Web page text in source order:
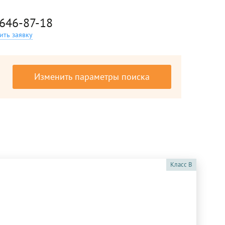
87-18
заявку
Изменить параметры поиска
Класс B